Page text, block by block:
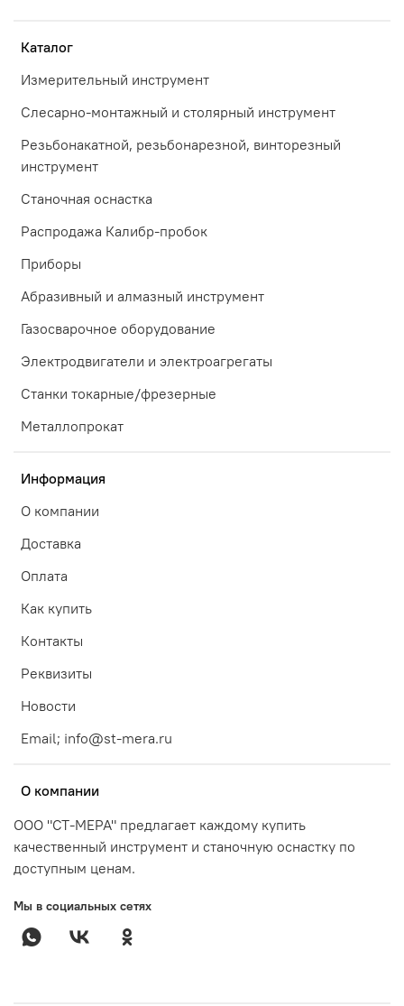
Каталог
Измерительный инструмент
Слесарно-монтажный и столярный инструмент
Резьбонакатной, резьбонарезной, винторезный
инструмент
Станочная оснастка
Распродажа Калибр-пробок
Приборы
Абразивный и алмазный инструмент
Газосварочное оборудование
Электродвигатели и электроагрегаты
Станки токарные/фрезерные
Металлопрокат
Информация
О компании
Доставка
Оплата
Как купить
Контакты
Реквизиты
Новости
Email; info@st-mera.ru
О компании
ООО "СТ-МЕРА" предлагает каждому купить
качественный инструмент и станочную оснастку по
доступным ценам.
Мы в социальных сетях